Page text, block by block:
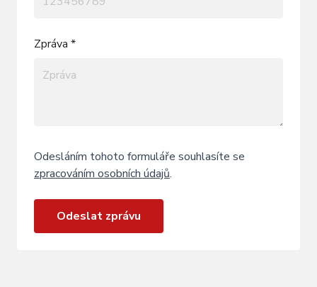
Zpráva *
Odesláním tohoto formuláře souhlasíte se
zpracováním osobních údajů.
Odeslat zprávu